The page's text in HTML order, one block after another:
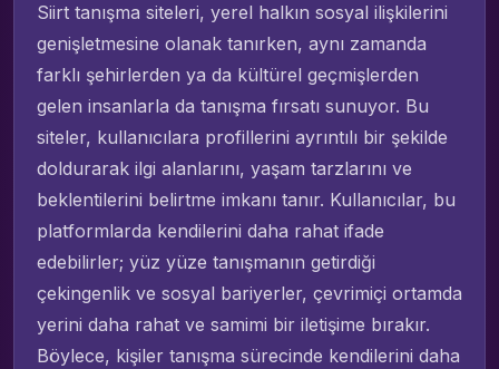
Siirt tanışma siteleri, yerel halkın sosyal ilişkilerini
genişletmesine olanak tanırken, aynı zamanda
farklı şehirlerden ya da kültürel geçmişlerden
gelen insanlarla da tanışma fırsatı sunuyor. Bu
siteler, kullanıcılara profillerini ayrıntılı bir şekilde
doldurarak ilgi alanlarını, yaşam tarzlarını ve
beklentilerini belirtme imkanı tanır. Kullanıcılar, bu
platformlarda kendilerini daha rahat ifade
edebilirler; yüz yüze tanışmanın getirdiği
çekingenlik ve sosyal bariyerler, çevrimiçi ortamda
yerini daha rahat ve samimi bir iletişime bırakır.
Böylece, kişiler tanışma sürecinde kendilerini daha